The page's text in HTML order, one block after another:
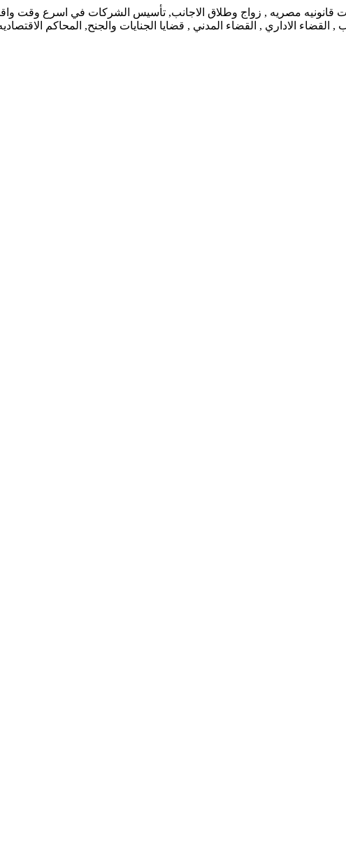
قانونيه مصريه , زواج وطلاق الاجانب, تأسيس الشركات في اسرع وقت
الاداري , القضاء المدني , قضايا الجنايات والجنح, المحاكم